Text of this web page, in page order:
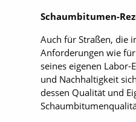
Schaumbitumen-
Auch für Straßen, die
Anforderungen wie
seines eigenen
und Nachhaltigkeit
dessen Qualität und